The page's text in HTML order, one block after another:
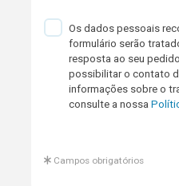
Os dados pessoais
formulário serão
resposta ao seu
possibilitar o contato
informações sobre o
consulte a nossa
Campos obrigatórios